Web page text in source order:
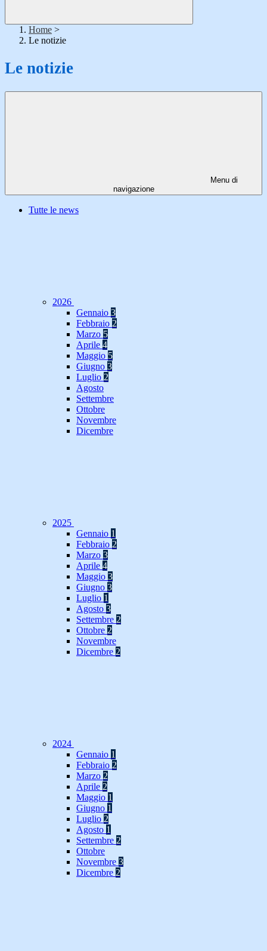
Home >
Le notizie
Le notizie
Menu di
navigazione
Tutte le news
2026
Gennaio 3
Febbraio 2
Marzo 5
Aprile 4
Maggio 5
Giugno 3
Luglio 2
Agosto
Settembre
Ottobre
Novembre
Dicembre
2025
Gennaio 1
Febbraio 2
Marzo 3
Aprile 4
Maggio 3
Giugno 3
Luglio 1
Agosto 3
Settembre 2
Ottobre 2
Novembre
Dicembre 2
2024
Gennaio 1
Febbraio 2
Marzo 2
Aprile 2
Maggio 1
Giugno 1
Luglio 2
Agosto 1
Settembre 2
Ottobre
Novembre 3
Dicembre 2